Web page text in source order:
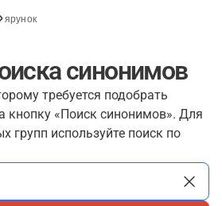
ярунок
синонимов
требуется подобрать
кнопку «Поиск синонимов». Для
групп используйте поиск по